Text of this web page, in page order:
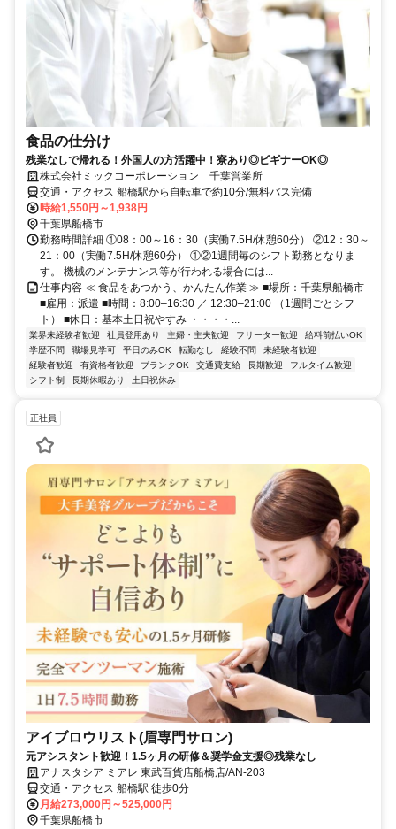
食品の仕分け
残業なしで帰れる！外国人の方活躍中！寮あり◎ビギナーOK◎
株式会社ミックコーポレーション 千葉営業所
交通・アクセス 船橋駅から自転車で約10分/無料バス完備
時給1,550円～1,938円
千葉県船橋市
勤務時間詳細 ①08：00～16：30（実働7.5H/休憩60分） ②12：30～
21：00（実働7.5H/休憩60分） ①②1週間毎のシフト勤務となりま
す。 機械のメンテナンス等が行われる場合には...
仕事内容 ≪ 食品をあつかう、かんたん作業 ≫ ■場所：千葉県船橋市
■雇用：派遣 ■時間：8:00–16:30 ／ 12:30–21:00 （1週間ごとシフ
ト） ■休日：基本土日祝やすみ ・・・・...
業界未経験者歓迎 社員登用あり 主婦・主夫歓迎 フリーター歓迎
給料前払いOK
学歴不問
職場見学可 平日のみOK 転勤なし 経験不問
未経験者歓迎
経験者歓迎
有資格者歓迎 ブランクOK 交通費支給 長期歓迎
フルタイム歓迎
シフト制
長期休暇あり 土日祝休み
正社員
アイブロウリスト(眉専門サロン)
元アシスタント歓迎！1.5ヶ月の研修＆奨学金支援◎残業なし
アナスタシア ミアレ 東武百貨店船橋店/AN-203
交通・アクセス 船橋駅 徒歩0分
月給273,000円～525,000円
千葉県船橋市